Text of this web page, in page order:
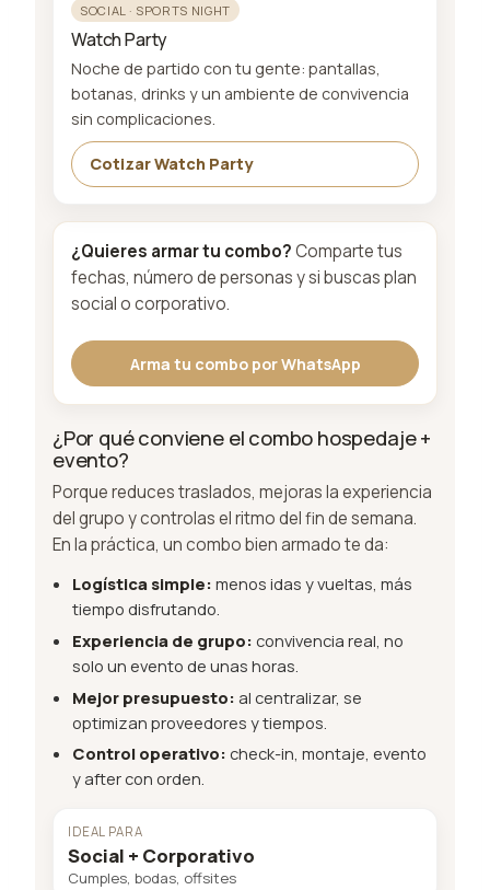
SOCIAL · SPORTS NIGHT
Watch Party
Noche de partido con tu gente: pantallas,
botanas, drinks y un ambiente de convivencia
sin complicaciones.
Cotizar Watch Party
¿Quieres armar tu combo?Comparte tus
fechas, número de personas y si buscas plan
social o corporativo.
Arma tu combo por WhatsApp
¿Por qué conviene el combo hospedaje +
evento?
Porque reduces traslados, mejoras la experiencia
del grupo y controlas el ritmo del fin de semana.
En la práctica, un combo bien armado te da:
Logística simple: menos idas y vueltas, más
tiempo disfrutando.
Experiencia de grupo: convivencia real, no
solo un evento de unas horas.
Mejor presupuesto: al centralizar, se
optimizan proveedores y tiempos.
Control operativo: check-in, montaje, evento
y after con orden.
IDEAL PARA
Social + Corporativo
Cumples, bodas, offsites